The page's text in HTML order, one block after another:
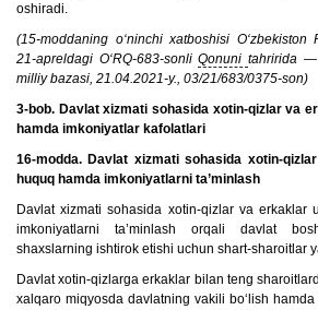
oshiradi.
(15-moddaning o‘ninchi xatboshisi O‘zbekiston
21-apreldagi O‘RQ-683-sonliQonunitahririda —
milliy bazasi, 21.04.2021-y., 03/21/683/0375-son)
3-bob. Davlat xizmati sohasida xotin-qizlar va
hamda imkoniyatlar kafolatlari
16-modda. Davlat xizmati sohasida xotin-
huquq hamda imkoniyatlarni ta’minlash
Davlat xizmati sohasida xotin-qizlar va erkaklar
imkoniyatlarni ta’minlash orqali davlat
shaxslarning ishtirok etishi uchun shart-sharoitlar
Davlat xotin-qizlarga erkaklar bilan teng
xalqaro miqyosda davlatning vakili bo‘lish